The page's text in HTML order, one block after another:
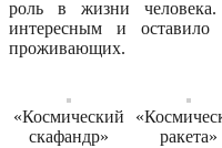
роль в жизни
интересным и
проживающих.
«Космический
скафандр»
ракета»